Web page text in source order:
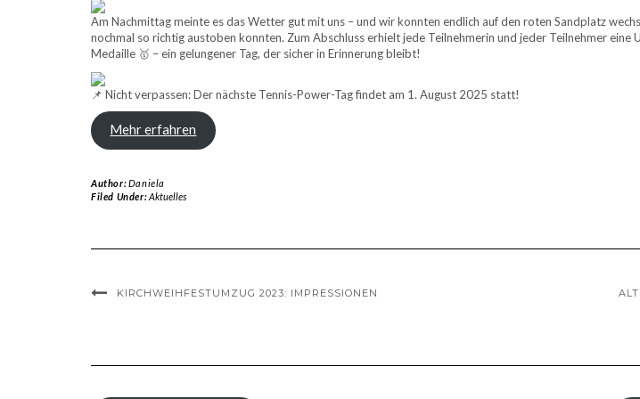
Am Nachmittag meinte es das Wetter gut mit uns – und wir konnten endlich auf den roten Sandplatz
nochmal so richtig austoben konnten. Zum Abschluss erhielt jede Teilnehmerin und jeder Teilnehmer eine
Medaille 🥇 – ein gelungener Tag, der sicher in Erinnerung bleibt!
📌 Nicht verpassen: Der nächste Tennis-Power-Tag findet am 1. August 2025 statt!
Mehr erfahren
Author:Daniela
Filed Under:Aktuelles
KIRCHWEIHFESTUMZUG 2023: IMPRESSIONEN